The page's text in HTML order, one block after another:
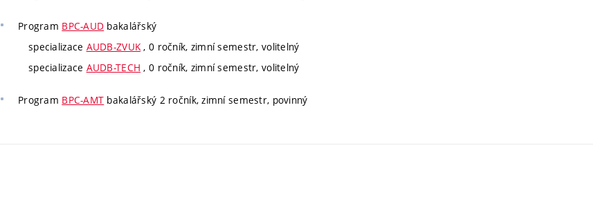
Program BPC-AUD bakalářský
specializace AUDB-ZVUK , 0 ročník, zimní semestr, volitelný
specializace AUDB-TECH , 0 ročník, zimní semestr, volitelný
Program BPC-AMT bakalářský 2 ročník, zimní semestr, povinný